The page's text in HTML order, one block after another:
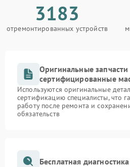
3183
отремонтированных устройств
Оригинальные запчасти
сертифицированные
Используются оригинальные
сертификацию специалисты, что
работу после ремонта и
обязательств
Бесплатная